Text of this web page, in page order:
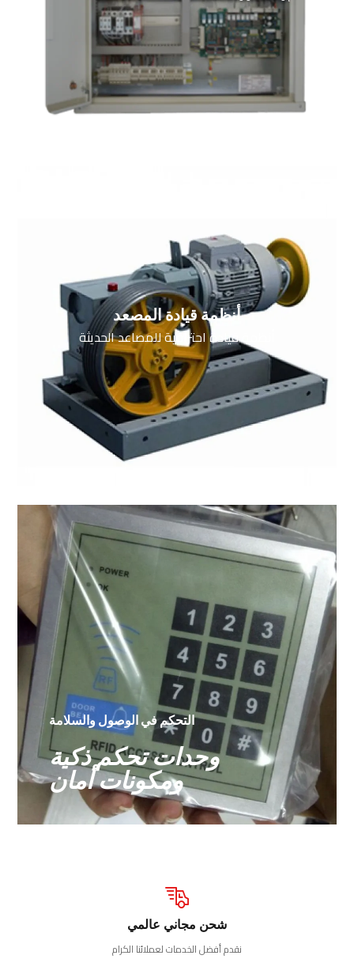
أنظمة قيادة المصعد
أنظمة قيادة احترافية للمصاعد الحديثة
التحكم في الوصول والسلامة
وحدات تحكم ذكية
ومكونات أمان
شحن مجاني عالمي
نقدم أفضل الخدمات لعملائنا الكرام